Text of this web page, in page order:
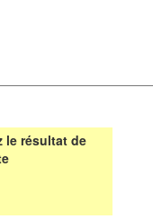
le résultat de